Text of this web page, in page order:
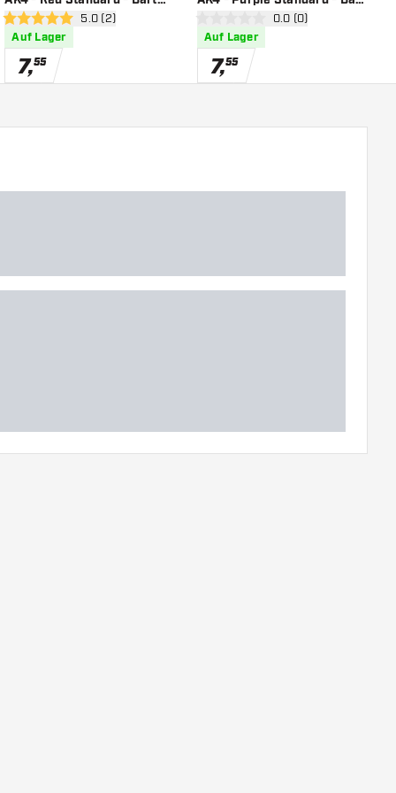
Flights
Bewertungsbereich öffnen
5 Bewertungssterne
5.0 (2)
Auf Lager
7,55
Flights
Bewertungsbereich
0 Bewertungssterne
0.0 (0)
Auf Lager
7,55